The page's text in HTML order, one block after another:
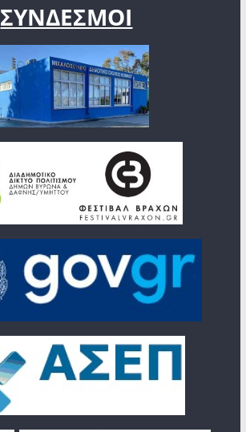
ΣΥΝΔΕΣΜΟΙ